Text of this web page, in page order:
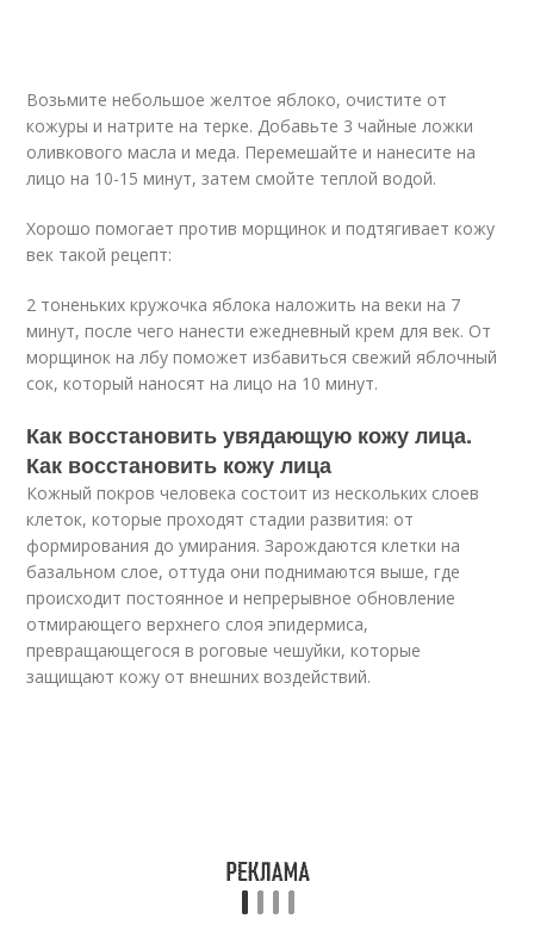
Возьмите небольшое желтое яблоко, очистите от
кожуры и натрите на терке. Добавьте 3 чайные ложки
оливкового масла и меда. Перемешайте и нанесите на
лицо на 10-15 минут, затем смойте теплой водой.
Хорошо помогает против морщинок и подтягивает кожу
век такой рецепт:
2 тоненьких кружочка яблока наложить на веки на 7
минут, после чего нанести ежедневный крем для век. От
морщинок на лбу поможет избавиться свежий яблочный
сок, который наносят на лицо на 10 минут.
Как восстановить увядающую кожу лица.
Как восстановить кожу лица
Кожный покров человека состоит из нескольких слоев
клеток, которые проходят стадии развития: от
формирования до умирания. Зарождаются клетки на
базальном слое, оттуда они поднимаются выше, где
происходит постоянное и непрерывное обновление
отмирающего верхнего слоя эпидермиса,
превращающегося в роговые чешуйки, которые
защищают кожу от внешних воздействий.